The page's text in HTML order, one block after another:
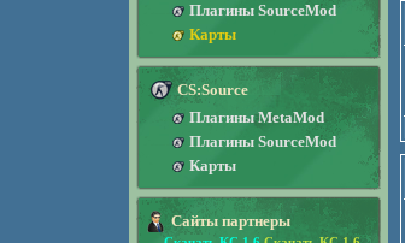
Плагины SourceMod
Карты
CS:Source
Плагины MetaMod
Плагины SourceMod
Карты
Сайты партнеры